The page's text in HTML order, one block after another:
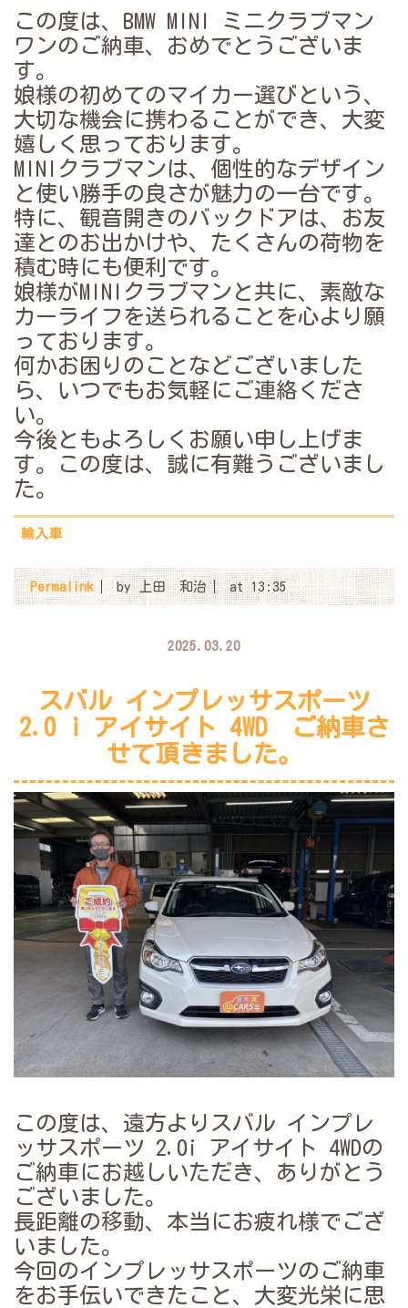
この度は、BMW MINI ミニクラブマン
ワンのご納車、おめでとうございま
す。
娘様の初めてのマイカー選びという、
大切な機会に携わることができ、大変
嬉しく思っております。
MINIクラブマンは、個性的なデザイン
と使い勝手の良さが魅力の一台です。
特に、観音開きのバックドアは、お友
達とのお出かけや、たくさんの荷物を
積む時にも便利です。
娘様がMINIクラブマンと共に、素敵な
カーライフを送られることを心より願
っております。
何かお困りのことなどございました
ら、いつでもお気軽にご連絡くださ
い。
今後ともよろしくお願い申し上げま
す。この度は、誠に有難うございまし
た。
輸入車
Permalink by 上田 和治 at 13:35
2025.03.20
スバル インプレッサスポーツ
2.0 i アイサイト 4WD ご納車さ
せて頂きました。
この度は、遠方よりスバル インプレ
ッサスポーツ 2.0i アイサイト 4WDの
ご納車にお越しいただき、ありがとう
ございました。
長距離の移動、本当にお疲れ様でござ
いました。
今回のインプレッサスポーツのご納車
をお手伝いできたこと、大変光栄に思